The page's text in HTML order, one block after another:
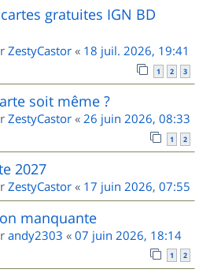
gratuites IGN BD
ZestyCastor « 18 juil. 2026, 19:41
1 2 3
soit même ?
ZestyCastor « 26 juin 2026, 08:33
1 2
2027
ZestyCastor « 17 juin 2026, 07:55
manquante
andy2303 « 07 juin 2026, 18:14
1 2